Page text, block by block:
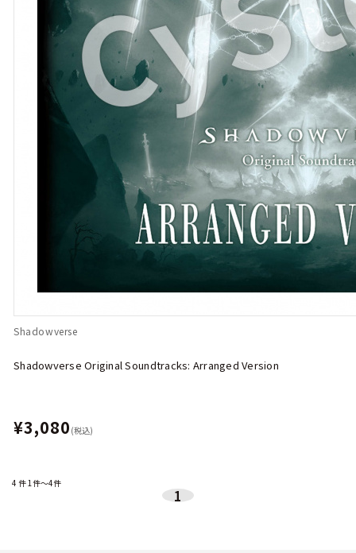
Shadowverse
Shadowverse Original Soundtracks: Arranged Version
¥3,080 (税込)
4 件1件～4件
1